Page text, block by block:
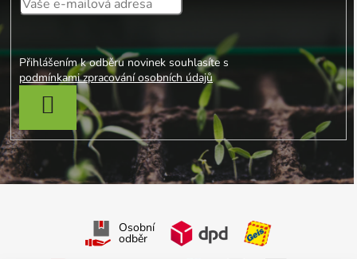
Přihlášením k odběru novinek souhlasíte s
podmínkami zpracování osobních údajů
PŘIHLÁSIT SE
Osobní
odběr